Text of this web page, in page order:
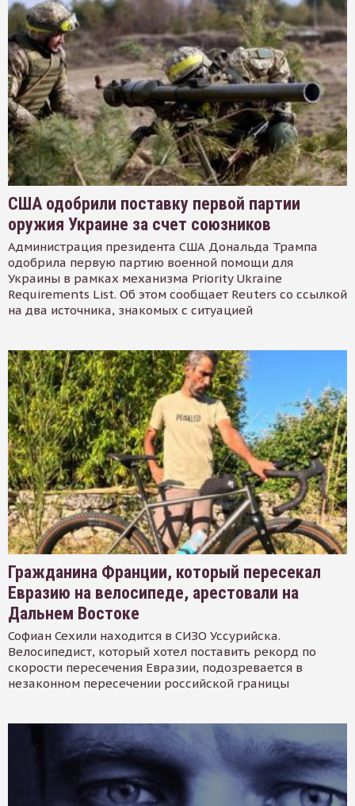
США одобрили поставку первой партии
оружия Украине за счет союзников
Администрация президента США Дональда Трампа
одобрила первую партию военной помощи для
Украины в рамках механизма Priority Ukraine
Requirements List. Об этом сообщает Reuters со ссылкой
на два источника, знакомых с ситуацией
Гражданина Франции, который пересекал
Евразию на велосипеде, арестовали на
Дальнем Востоке
Софиан Сехили находится в СИЗО Уссурийска.
Велосипедист, который хотел поставить рекорд по
скорости пересечения Евразии, подозревается в
незаконном пересечении российской границы